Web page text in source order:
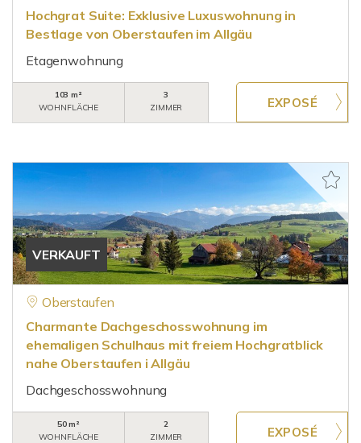
Hochgrat Suite: Exklusive Luxuswohnung in
Bestlage von Oberstaufen im Allgäu
Etagenwohnung
103 m²
WOHNFLÄCHE
3
ZIMMER
VERKAUFT
Oberstaufen
Charmante Dachgeschosswohnung im
ehemaligen Schulhaus mit freiem Hochgratblick
nahe Oberstaufen i Allgäu
Dachgeschosswohnung
50 m²
WOHNFLÄCHE
2
ZIMMER